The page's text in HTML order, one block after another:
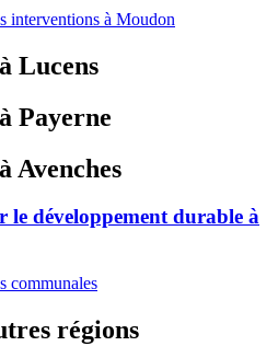
interventions à Moudon
Lucens
Payerne
Avenches
le développement durable à
communales
régions